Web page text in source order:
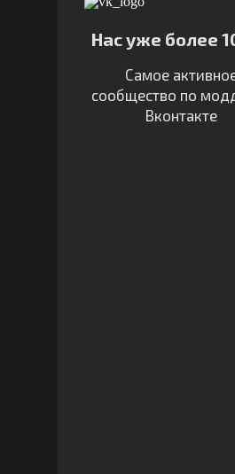
Нас уже более
Самое
сообщество по
Вконтакте